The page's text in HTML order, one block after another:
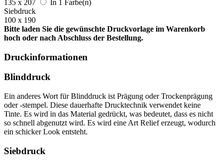
135 x 207
In 1 Farbe(n)
Siebdruck
100 x 190
Bitte laden Sie die gewünschte Druckvorlage im Warenkorb
hoch oder nach Abschluss der Bestellung.
Druckinformationen
Blinddruck
Ein anderes Wort für Blinddruck ist Prägung oder Trockenprägung
oder -stempel. Diese dauerhafte Drucktechnik verwendet keine
Tinte. Es wird in das Material gedrückt, was bedeutet, dass es nicht
so schnell abgenutzt wird. Es wird eine Art Relief erzeugt, wodurch
ein schicker Look entsteht.
Siebdruck